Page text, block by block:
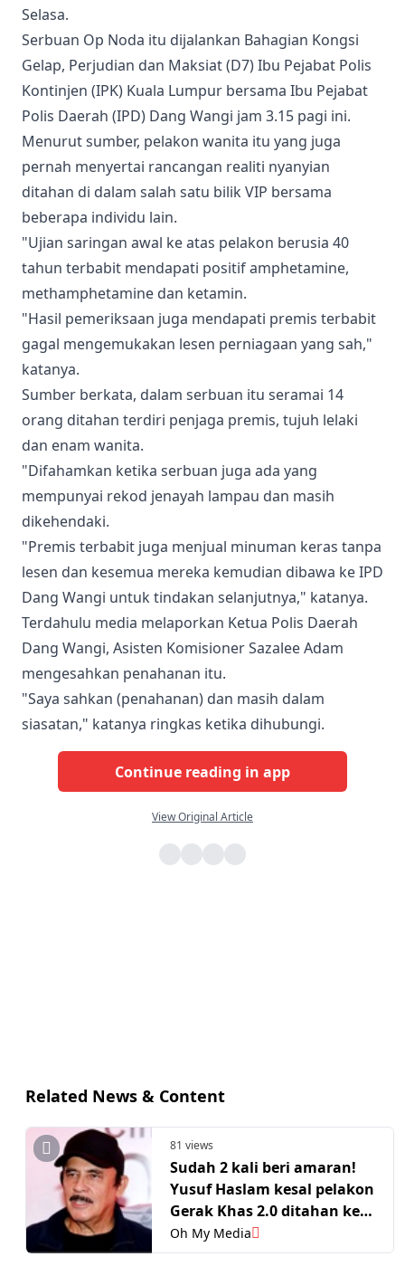
Selasa.
Serbuan Op Noda itu dijalankan Bahagian Kongsi
Gelap, Perjudian dan Maksiat (D7) Ibu Pejabat Polis
Kontinjen (IPK) Kuala Lumpur bersama Ibu Pejabat
Polis Daerah (IPD) Dang Wangi jam 3.15 pagi ini.
Menurut sumber, pelakon wanita itu yang juga
pernah menyertai rancangan realiti nyanyian
ditahan di dalam salah satu bilik VIP bersama
beberapa individu lain.
"Ujian saringan awal ke atas pelakon berusia 40
tahun terbabit mendapati positif amphetamine,
methamphetamine dan ketamin.
"Hasil pemeriksaan juga mendapati premis terbabit
gagal mengemukakan lesen perniagaan yang sah,"
katanya.
Sumber berkata, dalam serbuan itu seramai 14
orang ditahan terdiri penjaga premis, tujuh lelaki
dan enam wanita.
"Difahamkan ketika serbuan juga ada yang
mempunyai rekod jenayah lampau dan masih
dikehendaki.
"Premis terbabit juga menjual minuman keras tanpa
lesen dan kesemua mereka kemudian dibawa ke IPD
Dang Wangi untuk tindakan selanjutnya," katanya.
Terdahulu media melaporkan Ketua Polis Daerah
Dang Wangi, Asisten Komisioner Sazalee Adam
mengesahkan penahanan itu.
"Saya sahkan (penahanan) dan masih dalam
siasatan," katanya ringkas ketika dihubungi.
Continue reading in app
View Original Article
Related News & Content
81 views
Sudah 2 kali beri amaran!
Yusuf Haslam kesal pelakon
Gerak Khas 2.0 ditahan kes
bahan terlarang
Oh My Media